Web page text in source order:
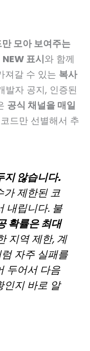
모아 보여주는
NEW 표시와 함께
져갈 수 있는 복사
발자 공지, 인증된
공식 채널을 매일
드만 선별해서 추
지 않습니다.
가 제한된 코
내립니다. 불
확률은 최대
지역 제한, 계
자주 실패를
두어서 다음
인지 바로 알